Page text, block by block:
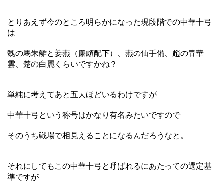
とりあえず今のところ明らかになった現段階での中華十弓
は
魏の馬朱離と姜燕（廉頗配下）、燕の仙手備、趙の青華
雲、楚の白麗くらいですかね？
単純に考えてあと五人ほどいるわけですが
中華十弓という称号はかなり有名みたいですので
そのうち戦場で相見えることになるんだろうなと。
それにしてもこの中華十弓と呼ばれるにあたっての選定基
準ですが